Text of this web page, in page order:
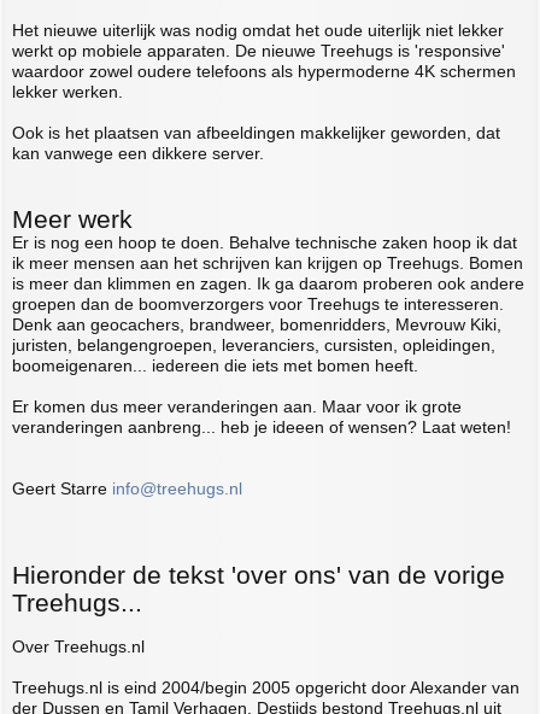
Het nieuwe uiterlijk was nodig omdat het oude uiterlijk niet lekker
werkt op mobiele apparaten. De nieuwe Treehugs is 'responsive'
waardoor zowel oudere telefoons als hypermoderne 4K schermen
lekker werken.
Ook is het plaatsen van afbeeldingen makkelijker geworden, dat
kan vanwege een dikkere server.
Meer werk
Er is nog een hoop te doen. Behalve technische zaken hoop ik dat
ik meer mensen aan het schrijven kan krijgen op Treehugs. Bomen
is meer dan klimmen en zagen. Ik ga daarom proberen ook andere
groepen dan de boomverzorgers voor Treehugs te interesseren.
Denk aan geocachers, brandweer, bomenridders, Mevrouw Kiki,
juristen, belangengroepen, leveranciers, cursisten, opleidingen,
boomeigenaren... iedereen die iets met bomen heeft.
Er komen dus meer veranderingen aan. Maar voor ik grote
veranderingen aanbreng... heb je ideeen of wensen? Laat weten!
Geert Starre info@treehugs.nl
Hieronder de tekst 'over ons' van de vorige
Treehugs...
Over Treehugs.nl
Treehugs.nl is eind 2004/begin 2005 opgericht door Alexander van
der Dussen en Tamil Verhagen. Destijds bestond Treehugs.nl uit